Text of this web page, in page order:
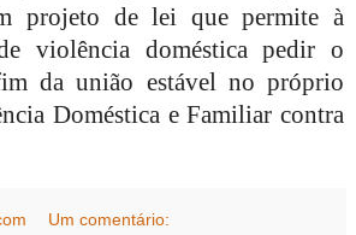
projeto de lei que permite à
violência doméstica pedir o
da união estável no próprio
Doméstica e Familiar contra
Um comentário: